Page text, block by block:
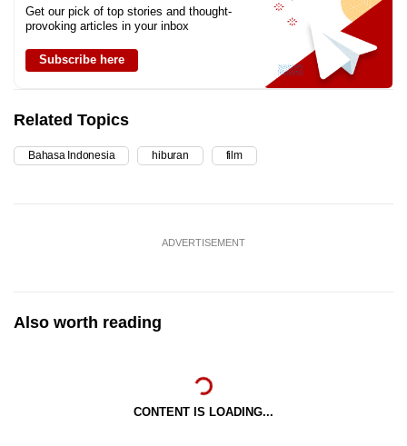
Get our pick of top stories and thought-
provoking articles in your inbox
Subscribe here
Related Topics
Bahasa Indonesia hiburan film
ADVERTISEMENT
Also worth reading
CONTENT IS LOADING...